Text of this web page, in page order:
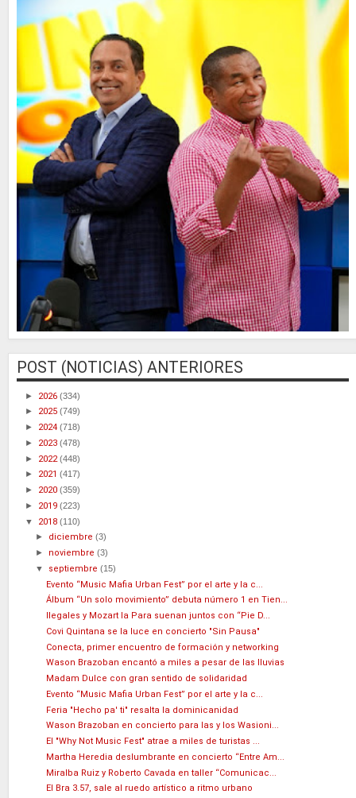
POST (NOTICIAS) ANTERIORES
► 2026 (334)
► 2025 (749)
► 2024 (718)
► 2023 (478)
► 2022(448)
► 2021 (417)
► 2020 (359)
► 2019 (223)
▼ 2018 (110)
► diciembre(3)
► noviembre(3)
▼ septiembre(15)
Evento “Music Mafia Urban Fest” por el arte y la c...
Álbum “Un solo movimiento” debuta número 1 en Tien...
Ilegales y Mozart la Para suenan juntos con “Pie D...
Covi Quintana se la luce en concierto "Sin Pausa"
Conecta, primer encuentro de formación y networking
Wason Brazoban encantó a miles a pesar de las lluvias
Madam Dulce con gran sentido de solidaridad
Evento “Music Mafia Urban Fest” por el arte y la c...
Feria "Hecho pa' ti" resalta la dominicanidad
Wason Brazoban en concierto para las y los Wasioni...
El "Why Not Music Fest" atrae a miles de turistas ...
Martha Heredia deslumbrante en concierto “Entre Am...
Miralba Ruiz y Roberto Cavada en taller “Comunicac...
El Bra 3.57, sale al ruedo artístico a ritmo urbano